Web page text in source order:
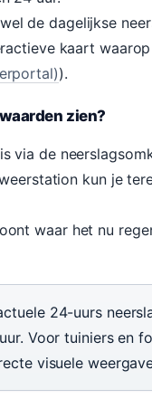
de dagelijkse
kaart
).
zien?
via de
kun je
waar het nu
24-uurs
Voor tuiniers en
visuele